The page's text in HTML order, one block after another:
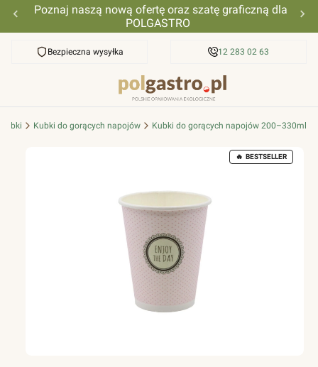
Poznaj naszą nową ofertę oraz szatę graficzną dla
POLGASTRO
Bezpieczna wysyłka Przyjazna pomoc
12 283 02 63
Kubki Kubki do gorących napojów Kubki do gorących napojów 200–330ml
BESTSELLER